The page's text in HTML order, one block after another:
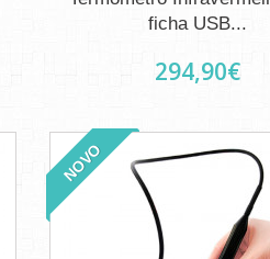
ficha USB...
294,90€
NOVO